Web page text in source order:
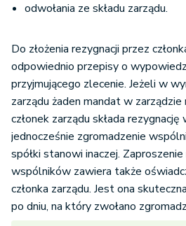
odwołania ze składu zarządu.
Do złożenia rezygnacji przez
odpowiednio przepisy o
przyjmującego zlecenie. Jeżeli w
zarządu żaden mandat w zarządzie
członek zarządu składa
jednocześnie zgromadzenie
spółki stanowi inaczej.
wspólników zawiera także
członka zarządu. Jest ona
po dniu, na który zwołano